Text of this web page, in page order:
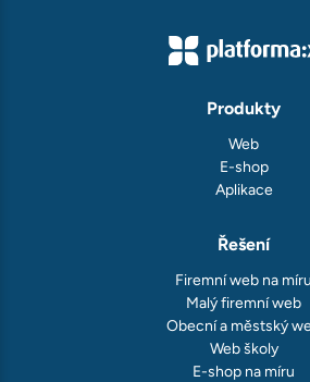
Produkty
Web
E-shop
Aplikace
Řešení
Firemní web na míru
Malý firemní web
Obecní a městský
Web školy
E-shop na míru